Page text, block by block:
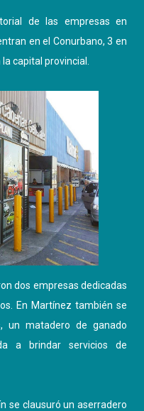
de las empresas en
en el Conurbano, 3 en
capital provincial.
dos empresas dedicadas
En Martínez también se
un matadero de ganado
a brindar servicios de
se clausuró un aserradero